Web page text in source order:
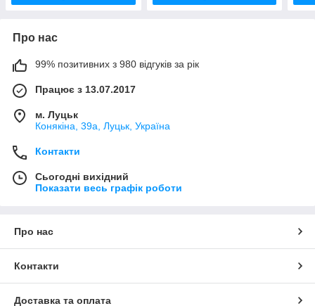
Про нас
99% позитивних з 980 відгуків за рік
Працює з 13.07.2017
м. Луцьк
Конякіна, 39а, Луцьк, Україна
Контакти
Сьогодні вихідний
Показати весь графік роботи
Про нас
Контакти
Доставка та оплата